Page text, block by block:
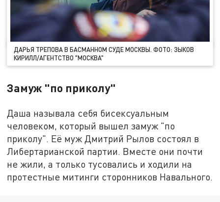
ДАРЬЯ ТРЕПОВА В БАСМАННОМ СУДЕ МОСКВЫ. ФОТО: ЗЫКОВ
КИРИЛЛ/АГЕНТСТВО "МОСКВА"
Замуж "по приколу"
Даша называла себя бисексуальным
человеком, который вышел замуж "по
приколу". Её муж Дмитрий Рылов состоял в
Либертарианской партии. Вместе они почти
не жили, а только тусовались и ходили на
протестные митинги сторонников Навального.